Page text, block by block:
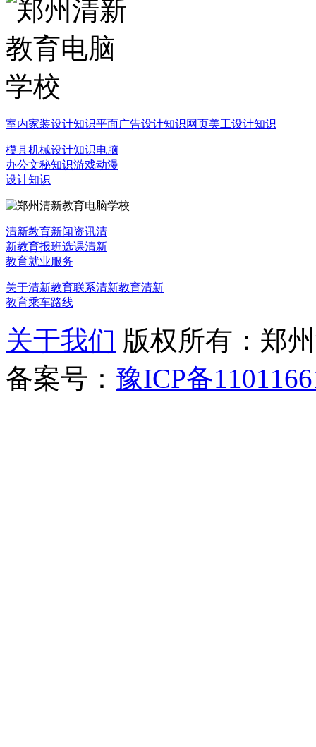
室内家装设计知识平面广告设计知识网页美工设计知识
模具机械设计知识电脑
办公文秘知识游戏动漫
设计知识
清新教育新闻资讯清
新教育报班选课清新
教育就业服务
关于清新教育联系清新教育清新
教育乘车路线
关于我们 版权所有：郑
备案号： 豫ICP备